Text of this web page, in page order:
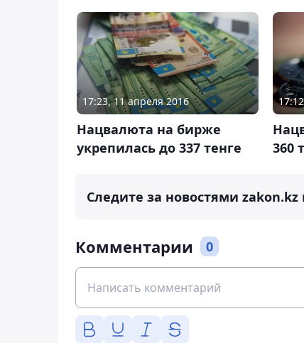
17:23, 11 апреля 2016
Нацвалюта на бирже
укрепилась до 337 тенге
360
Следите за новостями zakon.kz
Комментарии 0